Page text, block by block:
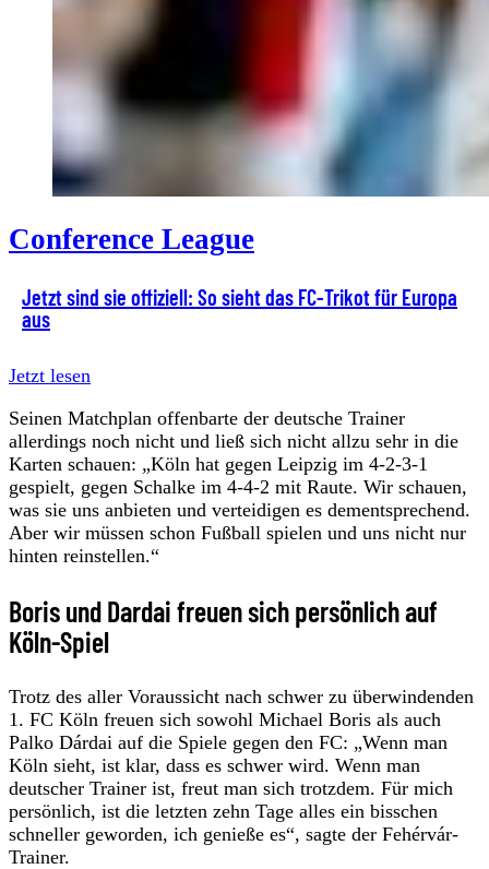
Conference League
Jetzt sind sie offiziell: So sieht das FC-Trikot für Europa
aus
Jetzt lesen
Seinen Matchplan offenbarte der deutsche Trainer
allerdings noch nicht und ließ sich nicht allzu sehr in die
Karten schauen: „Köln hat gegen Leipzig im 4-2-3-1
gespielt, gegen Schalke im 4-4-2 mit Raute. Wir schauen,
was sie uns anbieten und verteidigen es dementsprechend.
Aber wir müssen schon Fußball spielen und uns nicht nur
hinten reinstellen.“
Boris und Dardai freuen sich persönlich auf
Köln-Spiel
Trotz des aller Voraussicht nach schwer zu überwindenden
1. FC Köln freuen sich sowohl Michael Boris als auch
Palko Dárdai auf die Spiele gegen den FC: „Wenn man
Köln sieht, ist klar, dass es schwer wird. Wenn man
deutscher Trainer ist, freut man sich trotzdem. Für mich
persönlich, ist die letzten zehn Tage alles ein bisschen
schneller geworden, ich genieße es“, sagte der Fehérvár-
Trainer.